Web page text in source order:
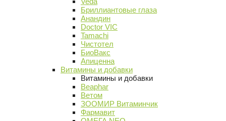
Бриллиантовые глаза
Анандин
Doctor VIC
Tamachi
Чистотел
БиоВакс
Апиценна
Витамины и добавки
Витамины и добавки
Beaphar
Ветом
ЗООМИР Витаминчик
Фармавит